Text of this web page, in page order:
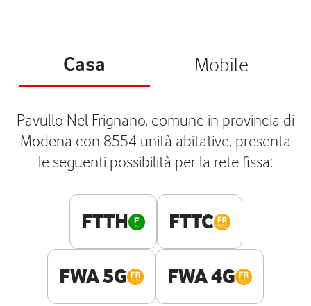
Casa Mobile
Pavullo Nel Frignano, comune in provincia di
Modena con 8554 unità abitative, presenta
le seguenti possibilità per la rete fissa:
FTTH FTTC
FWA 5G FWA 4G